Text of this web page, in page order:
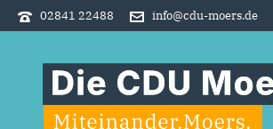
02841 22488 info@cdu-moers.de